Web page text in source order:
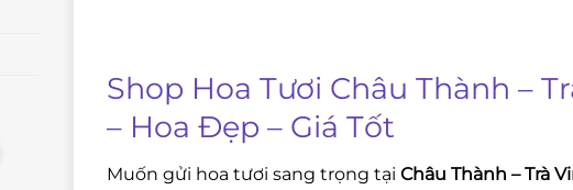
Shop Hoa Tươi Châu Thành –
– Hoa Đẹp – Giá Tốt
Muốn gửi hoa tươi sang trọng tại Châu Thành – Trà